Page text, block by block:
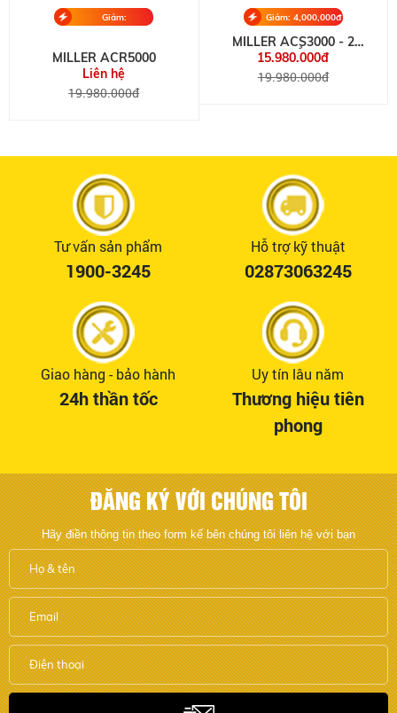
Giảm:
MILLER ACR5000
Liên hệ
19.980.000đ
Giảm: 4,000,000đ
MILLER ACS3000 - 2
CHIỀU
15.980.000đ
19.980.000đ
Tư vấn sản phẩm
1900-3245
Hỗ trợ kỹ thuật
02873063245
Giao hàng - bảo hành
24h thần tốc
Uy tín lâu năm
Thương hiệu tiên
phong
ĐĂNG KÝ VỚI CHÚNG TÔI
Hãy điền thông tin theo form kế bên chúng tôi liên hệ với bạn